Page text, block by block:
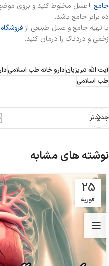
جامع +عسل مخلوط کنید و بروی
ده برابر جامع باشد.
با تهیه جامع و عسل طبیعی از
زخمی و دردناک را درمان کنید.
آیت الله تبریزیاندارو خانه طب اسلامی
طب اسلامی
جدیدتر
نوشته های مشابه
25
فوریه